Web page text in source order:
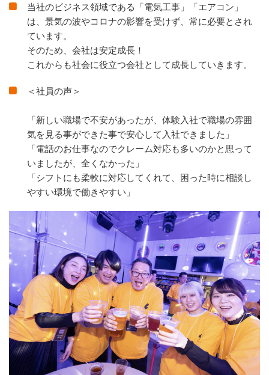
当社のビジネス領域である「電気工事」「エアコン」
は、景気の波やコロナの影響を受けず、常に必要とされ
ています。
そのため、会社は安定成長！
これからも社会に役立つ会社として成長していきます。
＜社員の声＞
「新しい職場で不安があったが、体験入社で職場の雰囲
気を見る事ができた事で安心して入社できました」
「電話のお仕事なのでクレーム対応も多いのかと思って
いましたが、全くなかった」
「シフトにも柔軟に対応してくれて、困った時に相談し
やすい環境で働きやすい」